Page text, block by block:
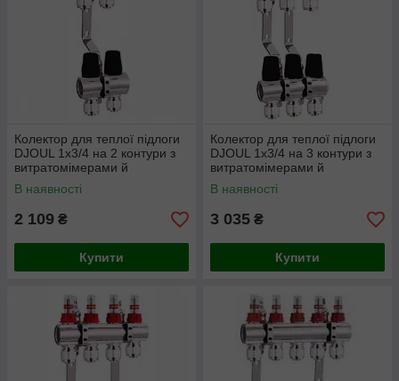
Колектор для теплої підлоги
DJOUL 1х3/4 на 2 контури з
витратомімерами й
євроконусами
В наявності
2 109 ₴
Купити
Колектор для теплої підлоги
DJOUL 1х3/4 на 3 контури з
витратомімерами й
євроконусами
В наявності
3 035 ₴
Купити